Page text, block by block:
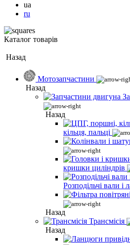
ua
ru
Каталог товарів
Назад
Мотозапчастини
Назад
Назад
кільця, пальці
кришки циліндрів
Розподільчі вали
Назад
Трансмісія
Назад